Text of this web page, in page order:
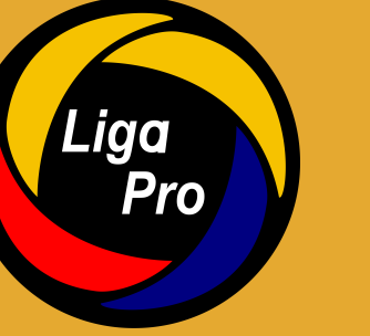
incorporarla en una categoría tan
Lanas, gerente Senior Negocio Bakery de
de ingredientes como arroz,
de linaza y girasol. La combinación de
proteínas vegetales que contribuyen
y el adecuado funcionamiento
proteínas, ácidos grasos insaturados,
apunta a mantener el equilibrio entre
estructura y sabor característico del pan
& Desarrollo junto con